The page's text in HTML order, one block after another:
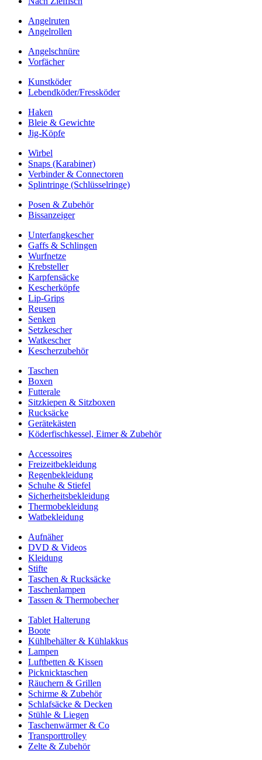
Angelruten
Angelrollen
Angelschnüre
Vorfächer
Kunstköder
Lebendköder/Fressköder
Haken
Bleie & Gewichte
Jig-Köpfe
Wirbel
Snaps (Karabiner)
Verbinder & Connectoren
Splintringe (Schlüsselringe)
Posen & Zubehör
Bissanzeiger
Unterfangkescher
Gaffs & Schlingen
Wurfnetze
Krebsteller
Karpfensäcke
Kescherköpfe
Lip-Grips
Reusen
Senken
Setzkescher
Watkescher
Kescherzubehör
Taschen
Boxen
Futterale
Sitzkiepen & Sitzboxen
Rucksäcke
Gerätekästen
Köderfischkessel, Eimer & Zubehör
Accessoires
Freizeitbekleidung
Regenbekleidung
Schuhe & Stiefel
Sicherheitsbekleidung
Thermobekleidung
Watbekleidung
Aufnäher
DVD & Videos
Kleidung
Stifte
Taschen & Rucksäcke
Taschenlampen
Tassen & Thermobecher
Tablet Halterung
Boote
Kühlbehälter & Kühlakkus
Lampen
Luftbetten & Kissen
Picknicktaschen
Räuchern & Grillen
Schirme & Zubehör
Schlafsäcke & Decken
Stühle & Liegen
Taschenwärmer & Co
Transporttrolley
Zelte & Zubehör